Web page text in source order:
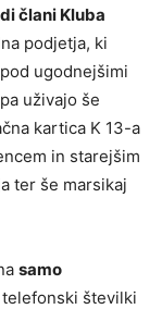
člani Kluba
podjetja, ki
ugodnejšimi
uživajo še
kartica K 13-a
in starejšim
ter še marsikaj
samo
številki